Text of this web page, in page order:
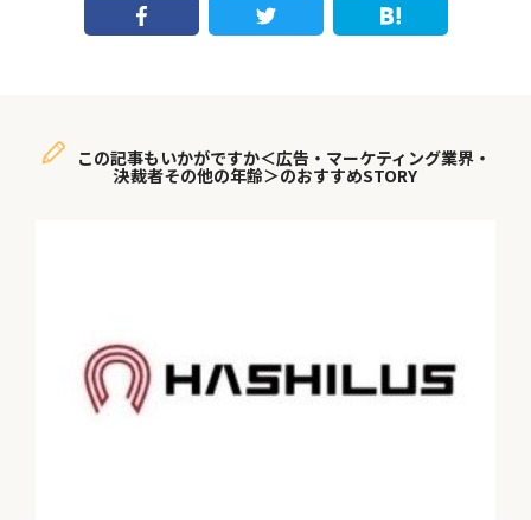
この記事もいかがですか＜広告・マーケティング業界・
決裁者その他の年齢＞のおすすめSTORY